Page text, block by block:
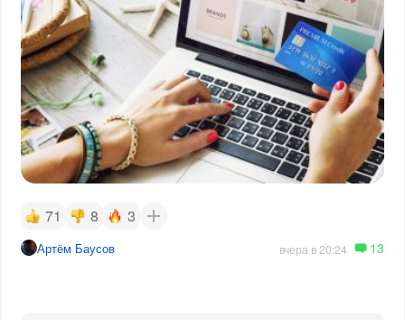
71 8 3
Артём Баусов вчера в 20:24 13